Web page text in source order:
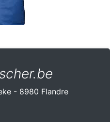
- 8980 Flandre